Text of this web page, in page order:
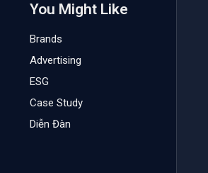
You Might Like
Brands
Advertising
ESG
Case Study
Diễn Đàn